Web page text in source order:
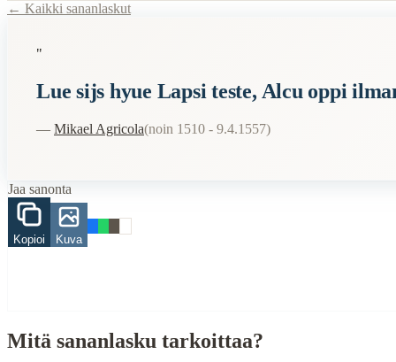
Description:Abckirian kehotus lapsille lukea ja oppia. Agricola
Semantic Themes
Related Topics
lapsi
este
Learning Finnish language through proverbs
← Kaikki sananlaskut
"
Lue sijs hyue Lapsi teste, Alcu oppi
— Mikael Agricola(noin 1510 - 9.4.1557)
Jaa sanonta
Kopioi Kuva
Mitä sananlasku tarkoittaa?